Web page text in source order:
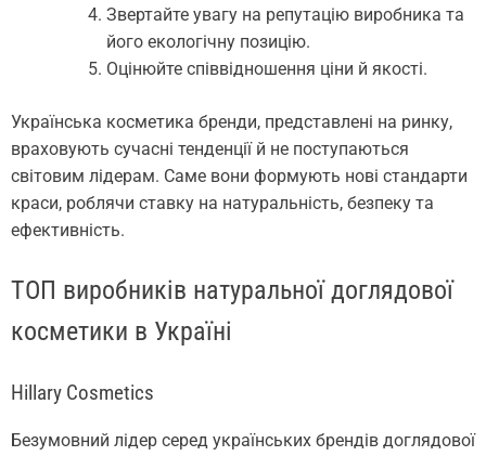
Звертайте увагу на репутацію виробника та
його екологічну позицію.
Оцінюйте співвідношення ціни й якості.
Українська косметика бренди, представлені на ринку,
враховують сучасні тенденції й не поступаються
світовим лідерам. Саме вони формують нові стандарти
краси, роблячи ставку на натуральність, безпеку та
ефективність.
ТОП виробників натуральної доглядової
косметики в Україні
Hillary Cosmetics
Безумовний лідер серед українських брендів доглядової